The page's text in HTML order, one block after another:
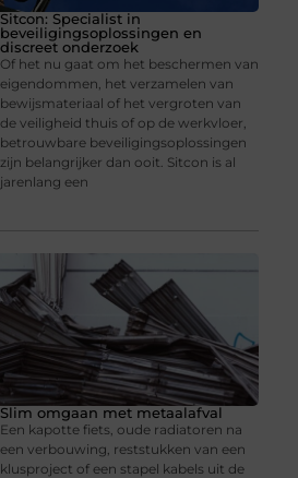
Sitcon: Specialist in
beveiligingsoplossingen en
discreet onderzoek
Of het nu gaat om het beschermen van
eigendommen, het verzamelen van
bewijsmateriaal of het vergroten van
de veiligheid thuis of op de werkvloer,
betrouwbare beveiligingsoplossingen
zijn belangrijker dan ooit. Sitcon is al
jarenlang een
Slim omgaan met metaalafval
Een kapotte fiets, oude radiatoren na
een verbouwing, reststukken van een
klusproject of een stapel kabels uit de